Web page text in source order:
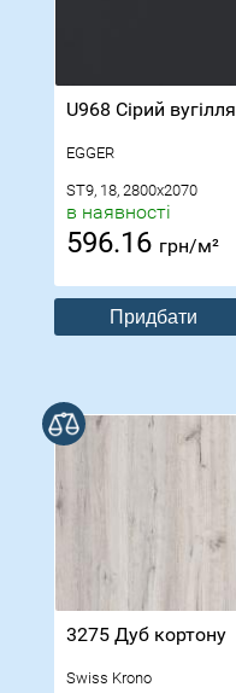
U968 Сірий вугілля
EGGER
ST9, 18, 2800x2070
в наявності
596.16 грн/м²
Придбати
3275 Дуб кортону
Swiss Krono